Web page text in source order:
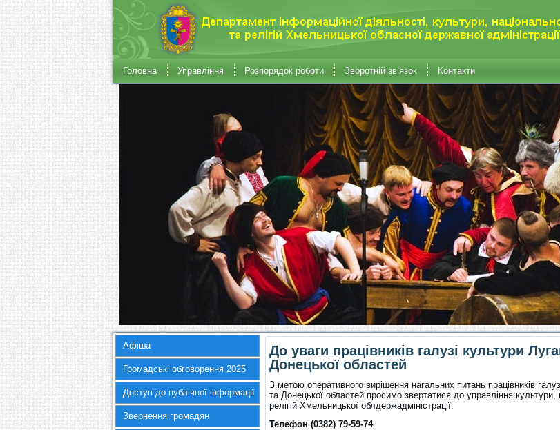
Головна Управління Розпорядок роботи Зворотній зв’язок Контакти
Афіша
Громадські обговорення 2025
Доступ до публічної інформації
Звернення громадян
До уваги працівників галузі культури
Донецької областей
З метою оперативного вирішення нагальних питань працівників
та Донецької областей просимо звертатися до управління культури,
релігій Хмельницької облдержадміністрації.
Телефон (0382) 79-59-74